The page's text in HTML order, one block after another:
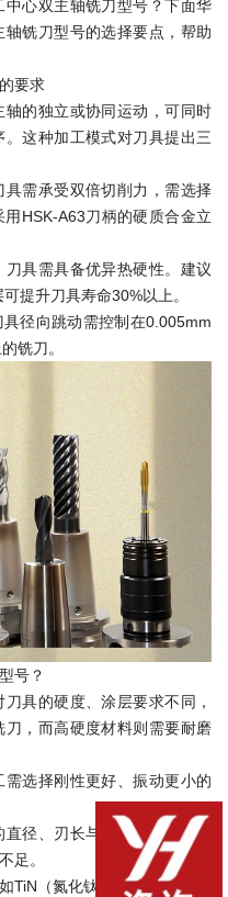
心双主轴铣刀型号？下面华
铣刀型号的选择要点，帮助
要求
的独立或协同运动，可同时
这种加工模式对刀具提出三
需承受双倍切削力，需选择
HSK-A63刀柄的硬质合金立
具需具备优异热硬性。建议
提升刀具寿命30%以上。
径向跳动需控制在0.005mm
铣刀。
号？
具的硬度、涂层要求不同，
，而高硬度材料则需要耐磨
选择刚性更好、振动更小的
、刃长与机床主轴转速、
足。
（氮化钛）、TiAlN（氮铝